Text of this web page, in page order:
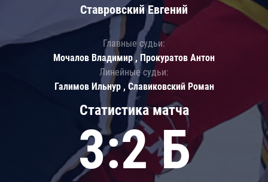
Статистика матча
3:2 Б
Ставровский Евгений
Главные судьи:
Мочалов Владимир , Прокуратов Антон
Линейные судьи:
Галимов Ильнур , Славиковский Роман